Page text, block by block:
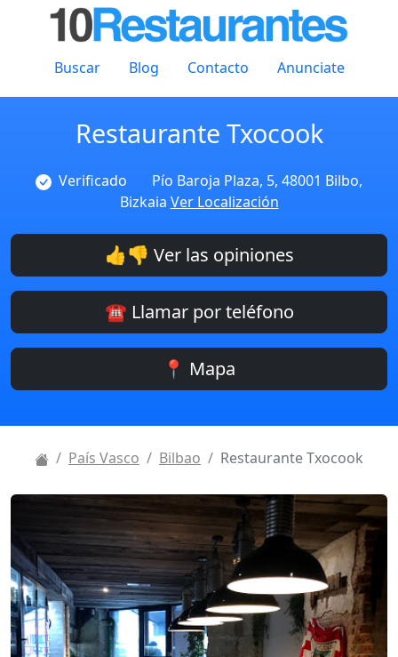
Buscar Blog Contacto Anunciate
Restaurante Txocook
Verificado
Pío Baroja Plaza, 5, 48001 Bilbo,
Bizkaia Ver Localización
👍👎 Ver las opiniones
☎️ Llamar por teléfono
📍 Mapa
País Vasco Bilbao Restaurante Txocook